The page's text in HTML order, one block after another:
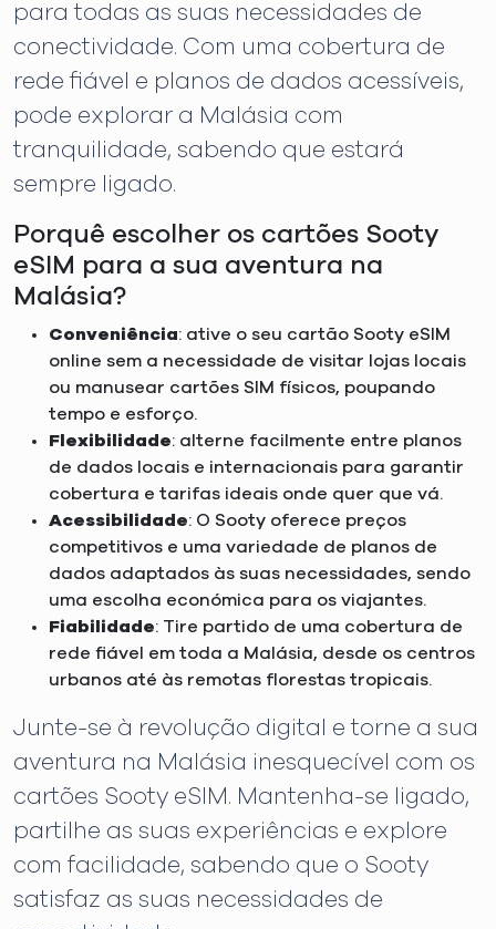
para todas as suas necessidades de
conectividade. Com uma cobertura de
rede fiável e planos de dados acessíveis,
pode explorar a Malásia com
tranquilidade, sabendo que estará
sempre ligado.
Porquê escolher os cartões Sooty
eSIM para a sua aventura na
Malásia?
Conveniência: ative o seu cartão Sooty eSIM
online sem a necessidade de visitar lojas locais
ou manusear cartões SIM físicos, poupando
tempo e esforço.
Flexibilidade: alterne facilmente entre planos
de dados locais e internacionais para garantir
cobertura e tarifas ideais onde quer que vá.
Acessibilidade: O Sooty oferece preços
competitivos e uma variedade de planos de
dados adaptados às suas necessidades, sendo
uma escolha económica para os viajantes.
Fiabilidade: Tire partido de uma cobertura de
rede fiável em toda a Malásia, desde os centros
urbanos até às remotas florestas tropicais.
Junte-se à revolução digital e torne a sua
aventura na Malásia inesquecível com os
cartões Sooty eSIM. Mantenha-se ligado,
partilhe as suas experiências e explore
com facilidade, sabendo que o Sooty
satisfaz as suas necessidades de